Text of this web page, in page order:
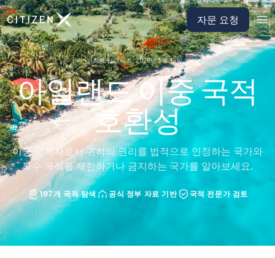
CitizenX 홈페이지로 이동 자문 요청
최종 업데이트: 2026년 5월 19일
아일랜드 이중 국적
호환성
이중 국적자로서 귀하의 권리를 법적으로 인정하는 국가와
복수 국적을 제한하거나 금지하는 국가를 알아보세요.
197개 국적 탐색 공식 정부 자료 기반 국적 전문가 검토